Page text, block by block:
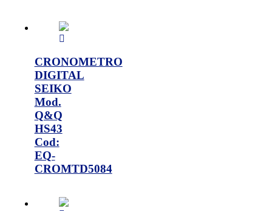
CRONOMETRO
DIGITAL
SEIKO
Mod.
Q&Q
HS43
Cod:
EQ-
CROMTD5084